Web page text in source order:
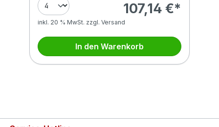
107,14 €*
inkl. 20 % MwSt. zzgl. Versand
In den Warenkorb